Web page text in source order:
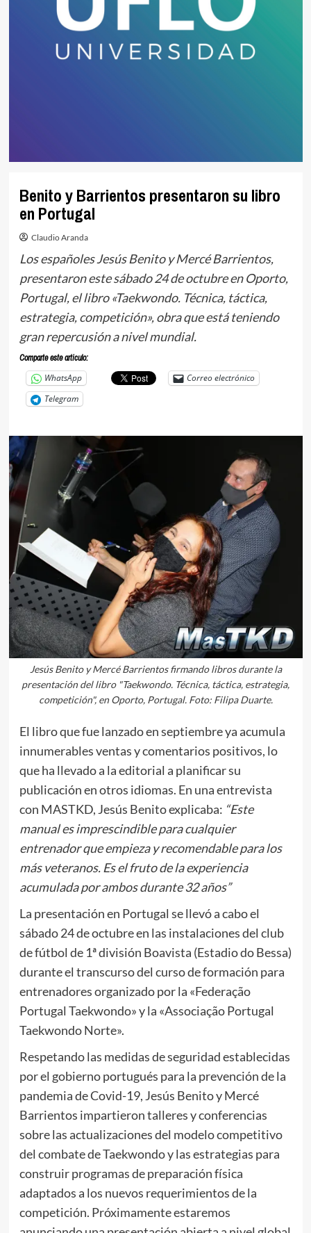
Benito y Barrientos presentaron su libro
en Portugal
Claudio Aranda
Los españoles Jesús Benito y Mercé Barrientos,
presentaron este sábado 24 de octubre en Oporto,
Portugal, el libro «Taekwondo. Técnica, táctica,
estrategia, competición», obra que está teniendo
gran repercusión a nivel mundial.
Comparte este articulo:
WhatsApp
Correo electrónico
Telegram
Jesús Benito y Mercé Barrientos firmando libros durante la
presentación del libro "Taekwondo. Técnica, táctica, estrategia,
competición", en Oporto, Portugal. Foto: Filipa Duarte.
El libro que fue lanzado en septiembre ya acumula
innumerables ventas y comentarios positivos, lo
que ha llevado a la editorial a planificar su
publicación en otros idiomas. En una entrevista
con MASTKD, Jesús Benito explicaba: “Este
manual es imprescindible para cualquier
entrenador que empieza y recomendable para los
más veteranos. Es el fruto de la experiencia
acumulada por ambos durante 32 años”
La presentación en Portugal se llevó a cabo el
sábado 24 de octubre en las instalaciones del club
de fútbol de 1ª división Boavista (Estadio do Bessa)
durante el transcurso del curso de formación para
entrenadores organizado por la «Federação
Portugal Taekwondo» y la «Associação Portugal
Taekwondo Norte».
Respetando las medidas de seguridad establecidas
por el gobierno portugués para la prevención de la
pandemia de Covid-19, Jesús Benito y Mercé
Barrientos impartieron talleres y conferencias
sobre las actualizaciones del modelo competitivo
del combate de Taekwondo y las estrategias para
construir programas de preparación física
adaptados a los nuevos requerimientos de la
competición. Próximamente estaremos